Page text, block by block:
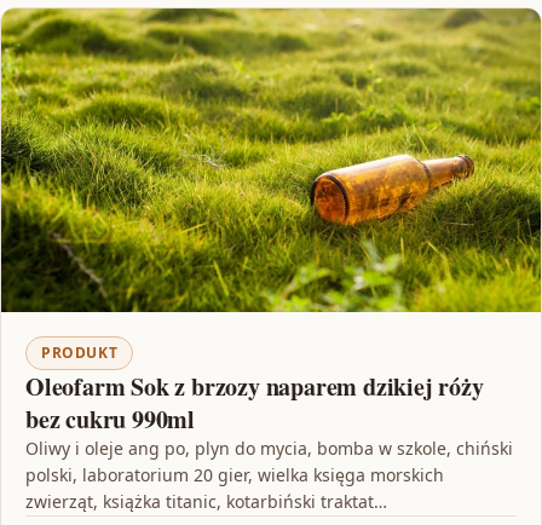
PRODUKT
Oleofarm Sok z brzozy naparem dzikiej róży
bez cukru 990ml
Oliwy i oleje ang po, plyn do mycia, bomba w szkole, chiński
polski, laboratorium 20 gier, wielka księga morskich
zwierząt, książka titanic, kotarbiński traktat…